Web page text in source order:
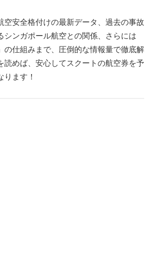
空安全格付けの最新データ、過去の事故
シンガポール航空との関係、さらには
の仕組みまで、圧倒的な情報量で徹底解
読めば、安心してスクートの航空券を予
ります！